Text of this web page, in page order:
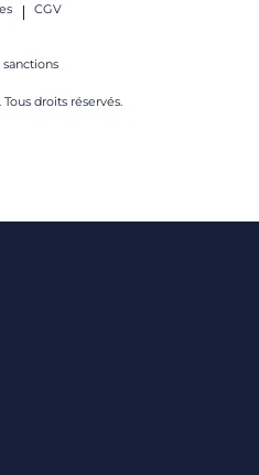
CGV
droits réservés.